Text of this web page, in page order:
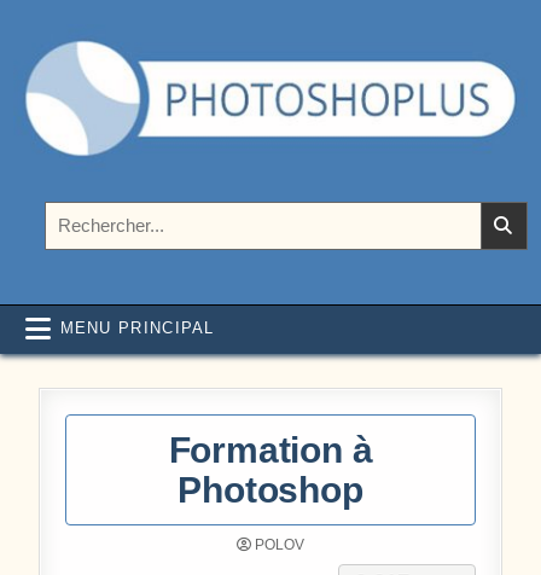
Photoshoplus
MENU PRINCIPAL
Formation à
Photoshop
POLOV